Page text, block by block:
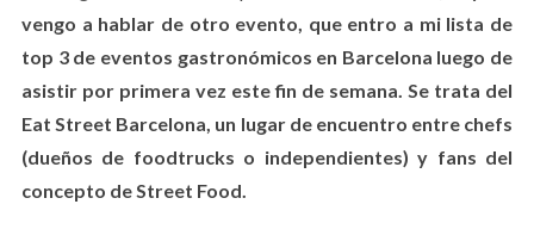
vengo a hablar de otro evento, que entro a mi lista de
top 3 de eventos gastronómicos en Barcelona luego de
asistir por primera vez este fin de semana. Se trata del
Eat Street Barcelona, un lugar de encuentro entre chefs
(dueños de foodtrucks o independientes) y fans del
concepto de Street Food.